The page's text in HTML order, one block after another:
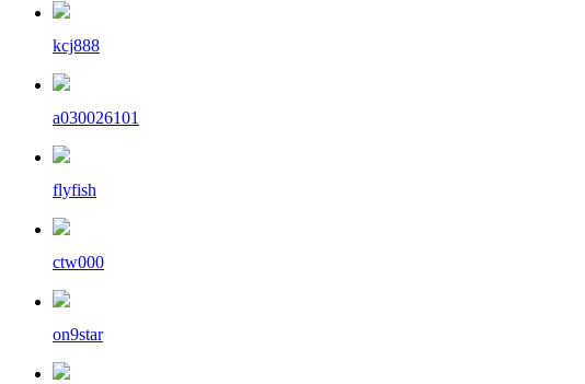
kcj888
a030026101
flyfish
ctw000
on9star